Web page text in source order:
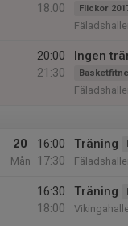
18:00
Flickor
20:00
21:30
Ingen
20
Mån
16:00
17:30
Träning
16:30
18:00
Träning